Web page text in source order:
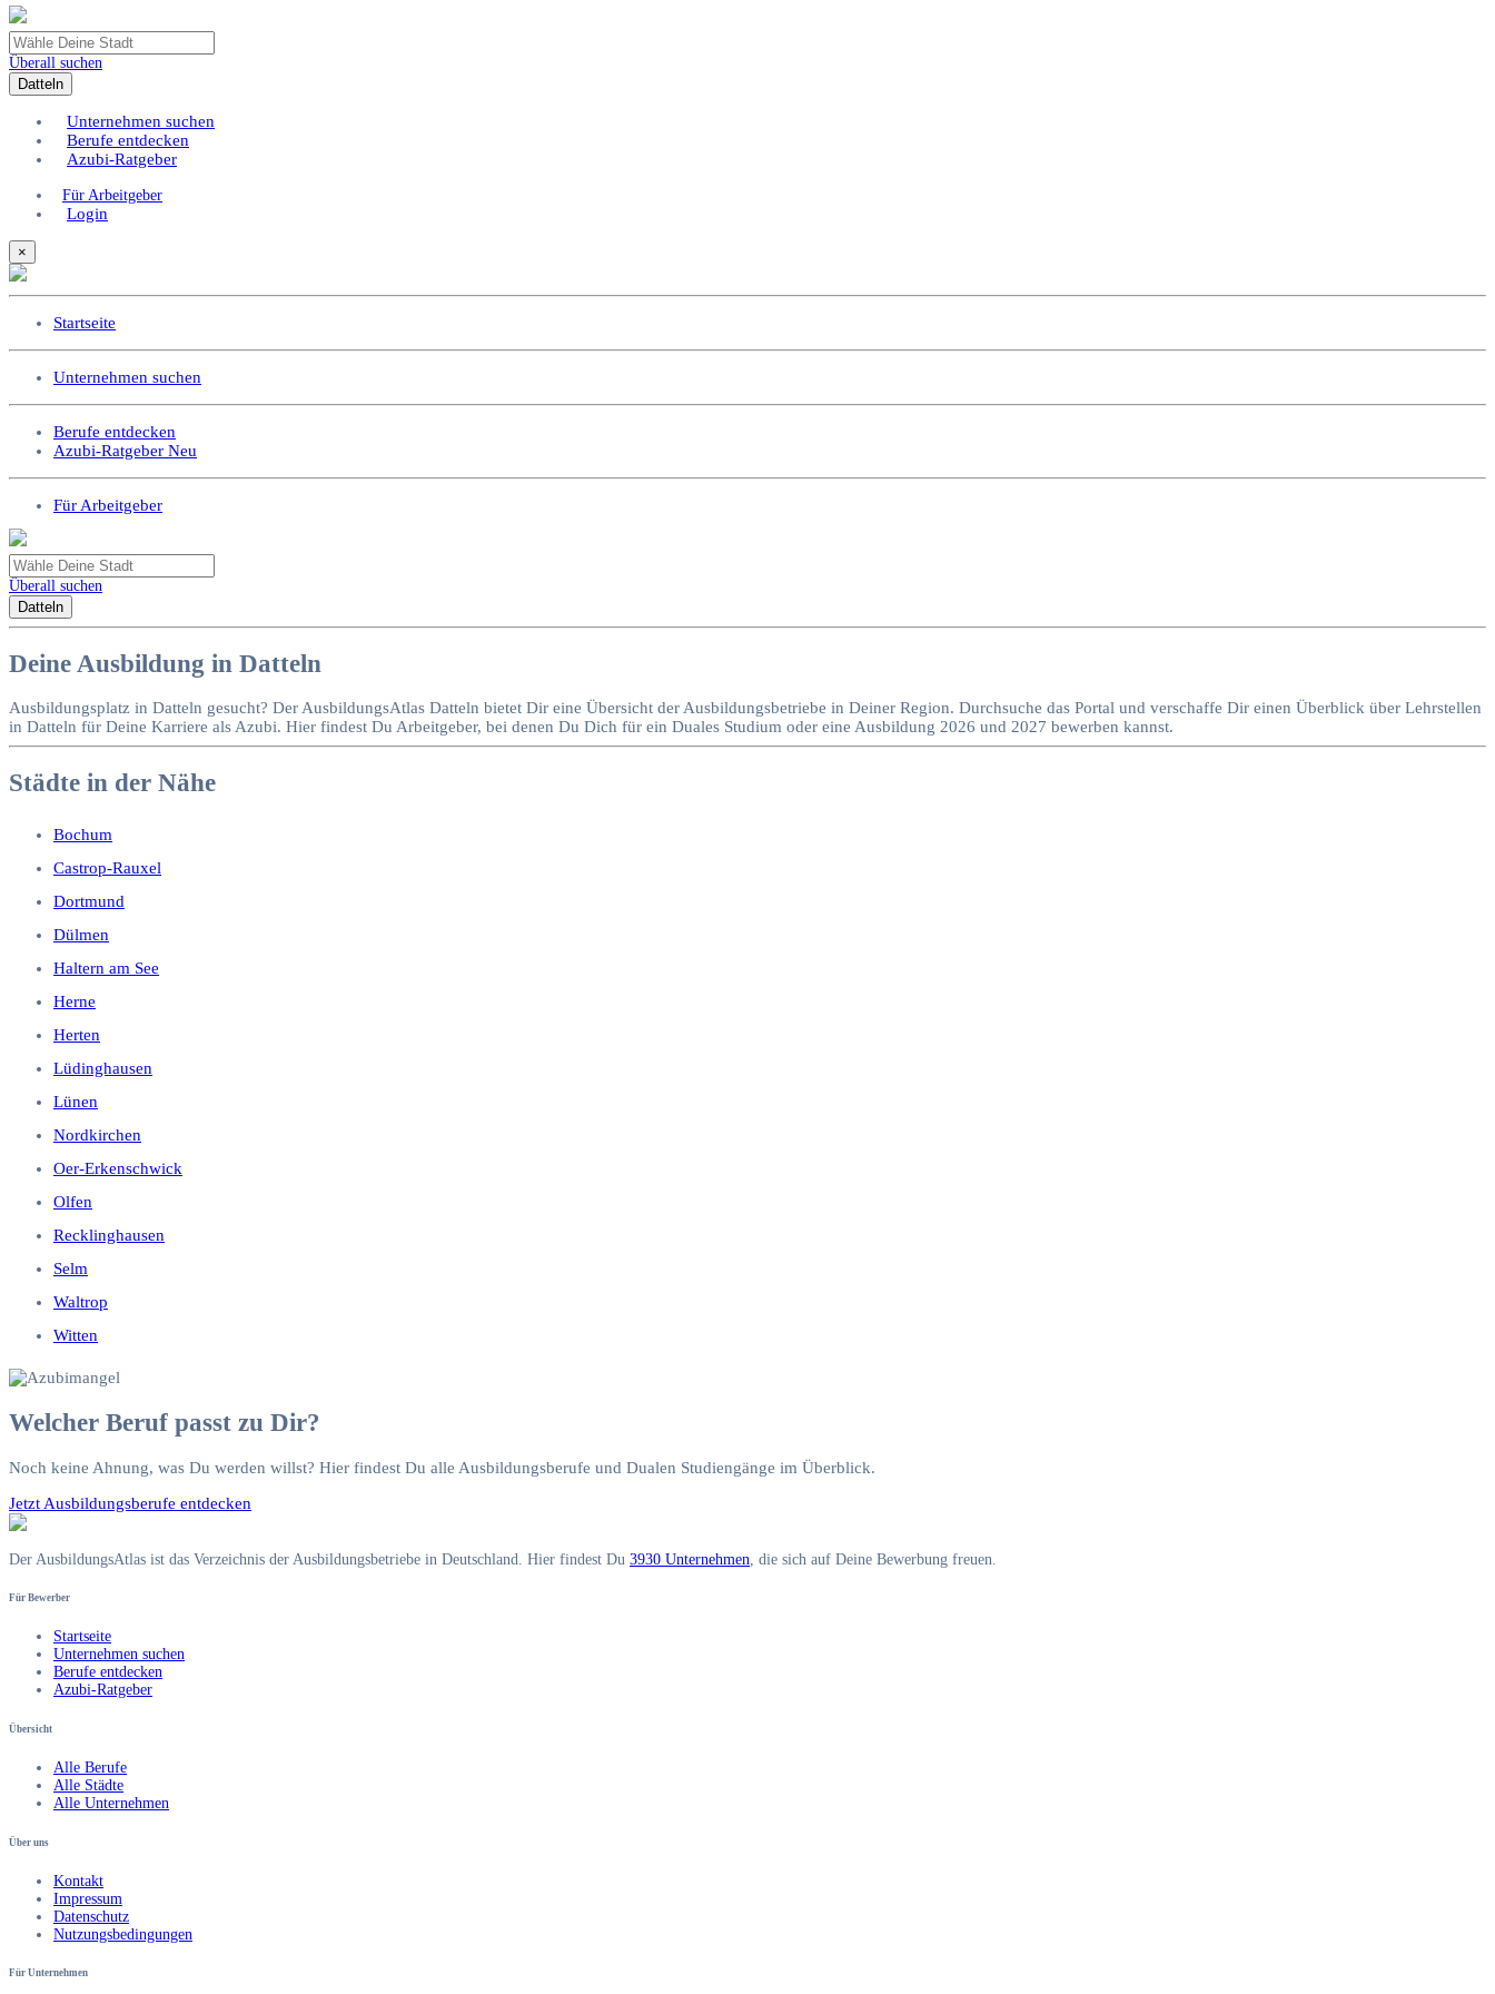
Überall suchen
Datteln
Unternehmen suchen
Berufe entdecken
Azubi-Ratgeber
Für Arbeitgeber
Login
×
Startseite
Unternehmen suchen
Berufe entdecken
Azubi-Ratgeber Neu
Für Arbeitgeber
Überall suchen
Datteln
Deine Ausbildung in Datteln
Ausbildungsplatz in Datteln gesucht? Der AusbildungsAtlas Datteln bietet Dir eine Übersicht der Ausbildungsbetriebe in Deiner Region. Durchsuche das Portal und verschaffe Dir einen Überblick über Lehrstellen
in Datteln für Deine Karriere als Azubi. Hier findest Du Arbeitgeber, bei denen Du Dich für ein Duales Studium oder eine Ausbildung 2026 und 2027 bewerben kannst.
Städte in der Nähe
Bochum
Castrop-Rauxel
Dortmund
Dülmen
Haltern am See
Herne
Herten
Lüdinghausen
Lünen
Nordkirchen
Oer-Erkenschwick
Olfen
Recklinghausen
Selm
Waltrop
Witten
Welcher Beruf passt zu Dir?
Noch keine Ahnung, was Du werden willst? Hier findest Du alle Ausbildungsberufe und Dualen Studiengänge im Überblick.
Jetzt Ausbildungsberufe entdecken
Der AusbildungsAtlas ist das Verzeichnis der Ausbildungsbetriebe in Deutschland. Hier findest Du 3930 Unternehmen , die sich auf Deine Bewerbung freuen.
Für Bewerber
Startseite
Unternehmen suchen
Berufe entdecken
Azubi-Ratgeber
Übersicht
Alle Berufe
Alle Städte
Alle Unternehmen
Über uns
Kontakt
Impressum
Datenschutz
Nutzungsbedingungen
Für Unternehmen